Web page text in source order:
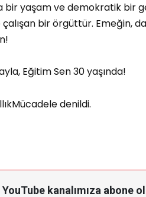
bir yaşam ve demokratik bir
bir örgüttür. Emeğin,
Eğitim Sen 30 yaşında!
denildi.
kanalımıza abone